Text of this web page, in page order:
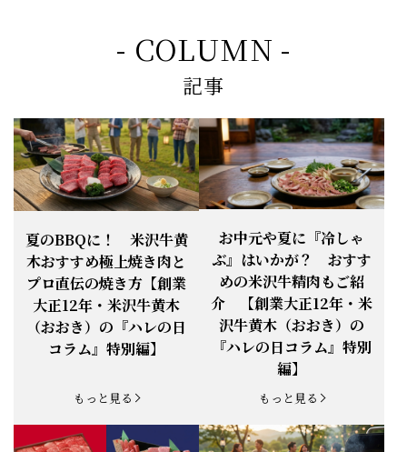
【BBQ(バーベキュー)特集】これから
の時期にぴったりなBBQにオススメな
米沢牛の商品をご紹介いたします。今
回限定のBBQセットや、定番部位のお
すすめ商品もございます！
お知らせ 2026.4.13
【母の日】5月10日の母の日に、
「『ありがとう』の気持ち」をお贈り
できます。
お知らせ 2026.1.25
【ご注意】1月27日（火）は終日、お
電話・FAXが繋がりません（8:30〜
18:00）
お知らせ 2026.1.20
【恵方巻】今年の2月3日は、『米沢牛
恵方巻』を！
お知らせ 2026.1.15
【新商品】『米沢牛だし茶漬け』発売
お知らせ 2025.11.3 「黄木の御歳暮」早割開始！
お知らせ 2025.9.13 「秋分の日」定休日変更のお知らせ
- COLUMN -
記事
夏のBBQに！ 米沢牛黄
木おすすめ極上焼き肉と
プロ直伝の焼き方【創業
大正12年・米沢牛黄木
（おおき）の『ハレの日
コラム』特別編】
もっと見る
お中元や夏に『冷しゃ
ぶ』はいかが？ おすす
めの米沢牛精肉もご紹
介 【創業大正12年・米
沢牛黄木（おおき）の
『ハレの日コラム』特別
編】
もっと見る